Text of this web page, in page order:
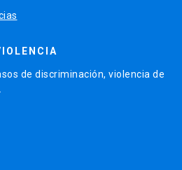
de discriminación, violencia de